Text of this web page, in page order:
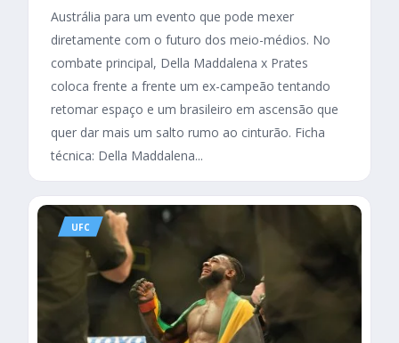
Austrália para um evento que pode mexer
diretamente com o futuro dos meio-médios. No
combate principal, Della Maddalena x Prates
coloca frente a frente um ex-campeão tentando
retomar espaço e um brasileiro em ascensão que
quer dar mais um salto rumo ao cinturão. Ficha
técnica: Della Maddalena...
UFC